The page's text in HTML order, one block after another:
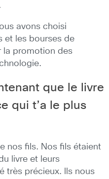
avons choisi
et les bourses de
la promotion des
que le livre
qui t’a le plus
nos fils. Nos fils étaient
livre et leurs
très précieux. lls nous